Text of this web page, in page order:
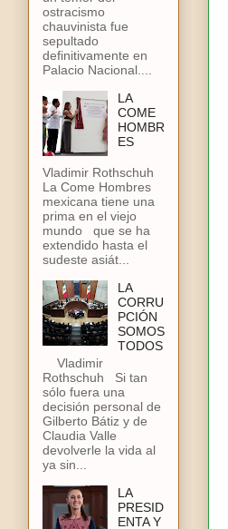
ostracismo
chauvinista fue
sepultado
definitivamente en
Palacio Nacional....
LA
COME
HOMBR
ES
Vladimir Rothschuh
La Come Hombres
mexicana tiene una
prima en el viejo
mundo que se ha
extendido hasta el
sudeste asiát...
LA
CORRU
PCIÓN
SOMOS
TODOS
Vladimir
Rothschuh Si tan
sólo fuera una
decisión personal de
Gilberto Bátiz y de
Claudia Valle
devolverle la vida al
ya sin...
LA
PRESID
ENTA Y